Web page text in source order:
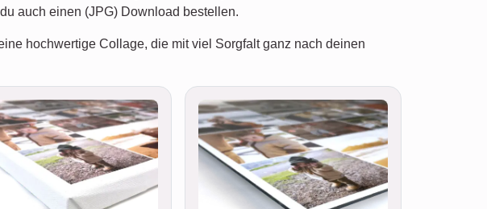
auch einen (JPG) Download bestellen.
hochwertige Collage, die mit viel Sorgfalt ganz nach deinen